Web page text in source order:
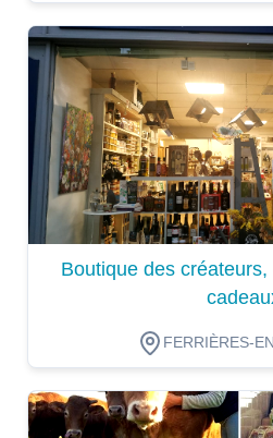
Dégustation
Boutique des
FERRIÈRES-
Dégustation